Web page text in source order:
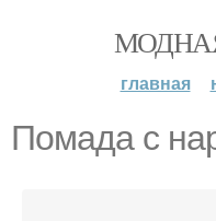
главная
Помада с